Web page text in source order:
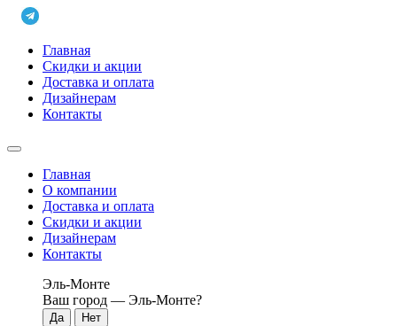
Главная
Скидки и акции
Доставка и оплата
Дизайнерам
Контакты
Главная
О компании
Доставка и оплата
Скидки и акции
Дизайнерам
Контакты
Эль-Монте
Ваш город — Эль-Монте?